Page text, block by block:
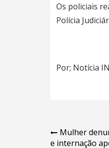
Os policiais
Polícia
Por; Notícia
Mulher
e internação